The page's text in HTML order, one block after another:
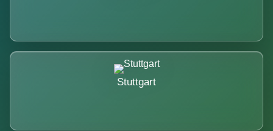
Stuttgart